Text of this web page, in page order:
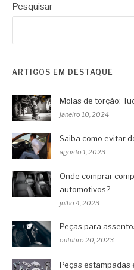
Pesquisar
ARTIGOS EM DESTAQUE
Molas de torção:
janeiro 10, 2024
Saiba como evitar
agosto 1, 2023
Onde comprar
automotivos?
julho 4, 2023
Peças para
outubro 20, 2023
Peças estampadas